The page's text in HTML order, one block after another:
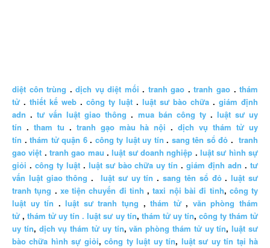
diệt côn trùng .dịch vụ diệt mối . tranh gao .tranh gao .thám
tử . thiết kế web . công ty luật . luật sư bào chữa . giám định
adn .tư vấn luật giao thông . mua bán công ty. luật sư uy
tín . tham tu . tranh gạo màu hà nội .dịch vụ thám tử uy
tín .thám tử quận 6. công ty luật uy tín . sang tên sổ đỏ .tranh
gao việt .tranh gao mau .luật sư doanh nghiệp .luật sư hình sự
giỏi . công ty luật. luật sư bào chữa uy tín .giám định adn .tư
vấn luật giao thông . luật sư uy tín .sang tên sổ đỏ.luật sư
tranh tụng . xe tiện chuyến đi tỉnh ,taxi nội bài đi tỉnh, công ty
luật uy tín .luật sư tranh tụng ,thám tử, văn phòng thám
tử ,thám tử uy tín . luật sư uy tín, thám tử uy tín, công ty thám tử
uy tín, dịch vụ thám tử uy tín,văn phòng thám tử uy tín,luật sư
bào chữa hình sự giỏi,công ty luật uy tín, luật sư uy tín tại hà